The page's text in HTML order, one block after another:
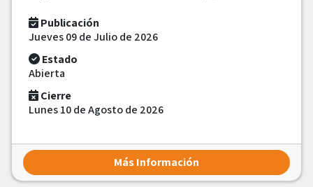
Publicación
Jueves 09 de Julio de 2026
Estado
Abierta
Cierre
Lunes 10 de Agosto de 2026
Más Información